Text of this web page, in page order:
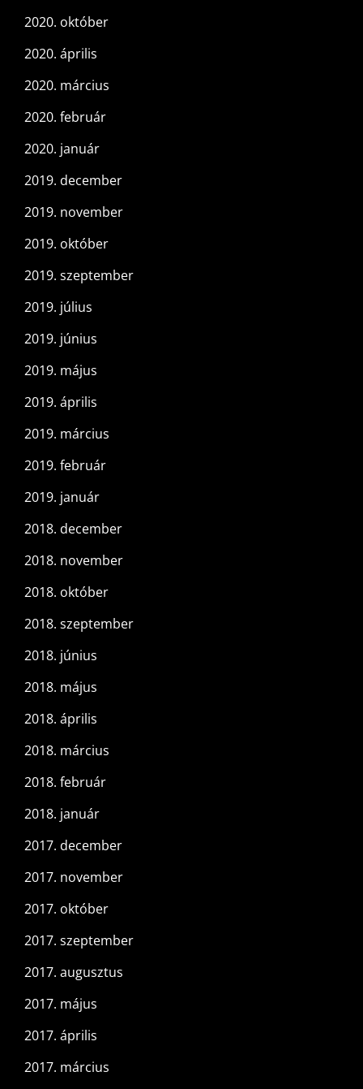
2020. október
2020. április
2020. március
2020. február
2020. január
2019. december
2019. november
2019. október
2019. szeptember
2019. július
2019. június
2019. május
2019. április
2019. március
2019. február
2019. január
2018. december
2018. november
2018. október
2018. szeptember
2018. június
2018. május
2018. április
2018. március
2018. február
2018. január
2017. december
2017. november
2017. október
2017. szeptember
2017. augusztus
2017. május
2017. április
2017. március